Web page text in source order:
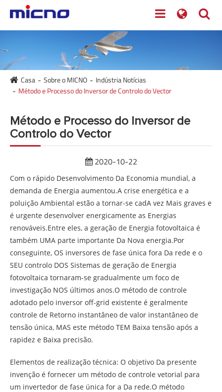
Casa Sobre o MICNO
Indústria Notícias
Método e Processo do Inversor de Controlo do Vector
Método e Processo do Inversor de
Controlo do Vector
2020-10-22
Com o rápido Desenvolvimento Da Economia mundial, a
demanda de Energia aumentou.A crise energética e a
poluição Ambiental estão a tornar-se cadA vez Mais graves e
é urgente desenvolver energicamente as Energias
renováveis.Entre eles, a geração de Energia fotovoltaica é
também UMA parte importante Da Nova energia.Por
conseguinte, OS inversores de fase única fora Da rede e o
SEU controlo DOS Sistemas de geração de Energia
fotovoltaica tornaram-se gradualmente um foco de
investigação NOS últimos anos.O método de controle
adotado pelo inversor off-grid existente é geralmente
controle de Retorno instantâneo de valor instantâneo de
tensão única, MAS este método TEM Baixa tensão após a
rapidez e Baixa precisão.
Elementos de realização técnica: O objetivo Da presente
invenção é fornecer um método de controle vetorial para
um invertedor de fase única for a Da rede.O método